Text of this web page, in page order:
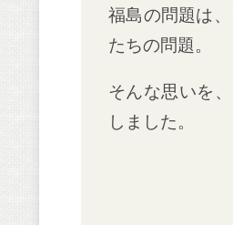
福島の問題は
たちの問題。
そんな思いを
しました。